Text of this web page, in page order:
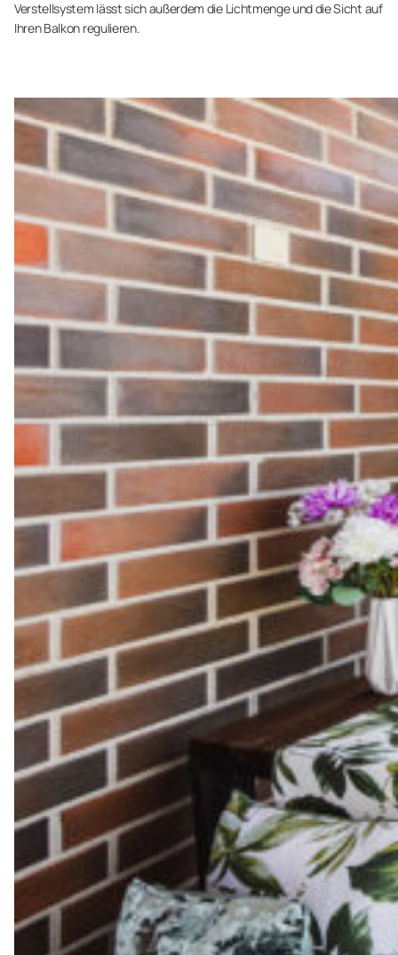
Verstellsystem lässt sich außerdem die Lichtmenge und die Sicht auf
Ihren Balkon regulieren.